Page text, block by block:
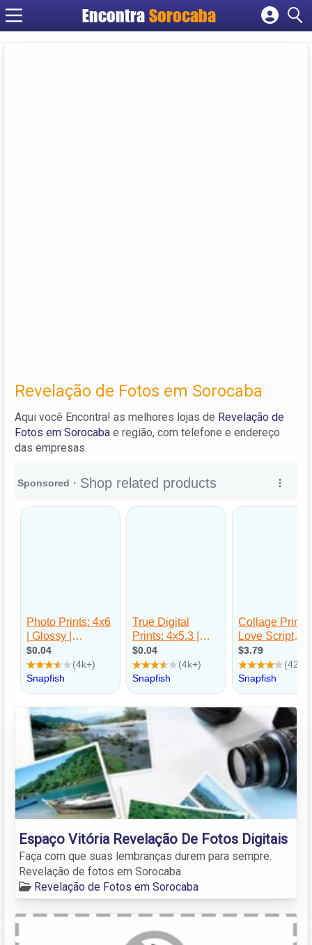
EncontraSorocaba
Cadastrar empresa
Revelação de Fotos em Sorocaba
Aqui você Encontra! as melhores lojas de Revelação de
Fotos em Sorocaba e região, com telefone e endereço
das empresas.
Espaço Vitória Revelação De Fotos Digitais
Faça com que suas lembranças durem para sempre.
Revelação de fotos em Sorocaba.
Revelação de Fotos em Sorocaba